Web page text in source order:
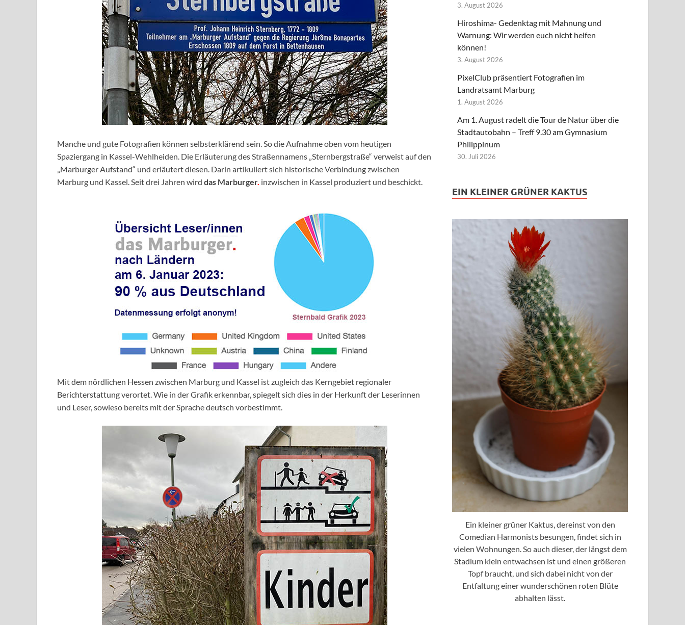
Manche und gute Fotografien können selbsterklärend sein. So die Aufnahme oben vom heutigen
Spaziergang in Kassel-Wehlheiden. Die Erläuterung des Straßennamens „Sternbergstraße“ verweist auf den
„Marburger Aufstand“ und erläutert diesen. Darin artikuliert sich historische Verbindung zwischen
Marburg und Kassel. Seit drei Jahren wird das Marburger. inzwischen in Kassel produziert und beschickt.
Mit dem nördlichen Hessen zwischen Marburg und Kassel ist zugleich das Kerngebiet regionaler
Berichterstattung verortet. Wie in der Grafik erkennbar, spiegelt sich dies in der Herkunft der Leserinnen
und Leser, sowieso bereits mit der Sprache deutsch vorbestimmt.
3. August 2026
Hiroshima- Gedenktag mit Mahnung und
Warnung: Wir werden euch nicht helfen
können!
3. August 2026
PixelClub präsentiert Fotografien im
Landratsamt Marburg
1. August 2026
Am 1. August radelt die Tour de Natur über die
Stadtautobahn – Treff 9.30 am Gymnasium
Philippinum
30. Juli 2026
EIN KLEINER GRÜNER KAKTUS
Ein kleiner grüner Kaktus, dereinst von den
Comedian Harmonists besungen, findet sich in
vielen Wohnungen. So auch dieser, der längst dem
Stadium klein entwachsen ist und einen größeren
Topf braucht, und sich dabei nicht von der
Entfaltung einer wunderschönen roten Blüte
abhalten lässt.